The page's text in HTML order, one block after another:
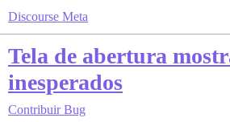
Discourse Meta
Tela de abertura
inesperados
Contribuir Bug